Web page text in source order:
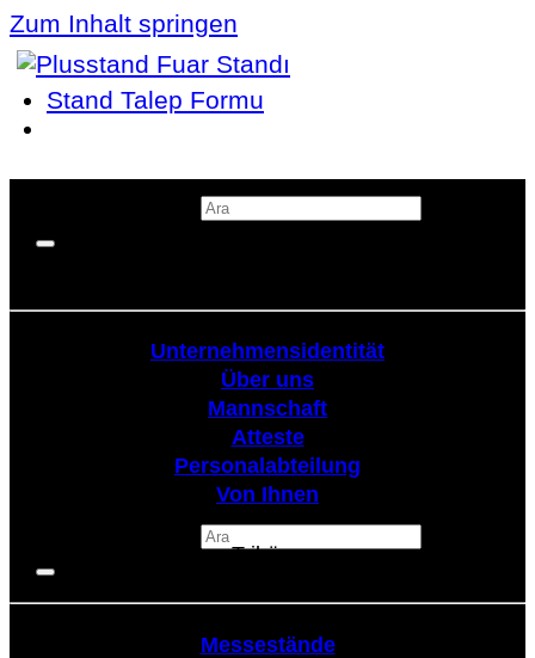
Zum Inhalt springen
Stand Talep Formu
Unternehmensidentität
Über uns
Mannschaft
Atteste
Personalabteilung
Von Ihnen
Tribüne
Messestände